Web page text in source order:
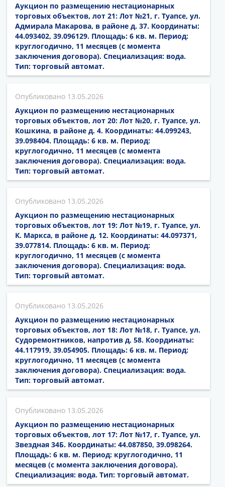
Аукцион по размещению нестационарных
торговых объектов, лот 21: Лот №21, г. Туапсе, ул.
Адмирала Макарова, в районе д. 37. Координаты:
44.093402, 39.096129. Площадь: 6 кв. м. Период:
круглогодично, 11 месяцев (с момента
заключения договора). Специализация: вода.
Тип: торговый автомат.
13.05.2026
Аукцион по размещению нестационарных
торговых объектов, лот 20: Лот №20, г. Туапсе, ул.
Кошкина, в районе д. 4. Координаты: 44.099243,
39.098404. Площадь: 6 кв. м. Период:
круглогодично, 11 месяцев (с момента
заключения договора). Специализация: вода.
Тип: торговый автомат.
13.05.2026
Аукцион по размещению нестационарных
торговых объектов, лот 19: Лот №19, г. Туапсе, ул.
К. Маркса, в районе д. 12. Координаты: 44.097371,
39.077814. Площадь: 6 кв. м. Период:
круглогодично, 11 месяцев (с момента
заключения договора). Специализация: вода.
Тип: торговый автомат.
13.05.2026
Аукцион по размещению нестационарных
торговых объектов, лот 18: Лот №18, г. Туапсе, ул.
Судоремонтников, напротив д. 58. Координаты:
44.117919, 39.054905. Площадь: 6 кв. м. Период:
круглогодично, 11 месяцев (с момента
заключения договора). Специализация: вода.
Тип: торговый автомат.
13.05.2026
Аукцион по размещению нестационарных
торговых объектов, лот 17: Лот №17, г. Туапсе, ул.
Звездная 34Б. Координаты: 44.087850, 39.098264.
Площадь: 6 кв. м. Период: круглогодично, 11
месяцев (с момента заключения договора).
Специализация: вода. Тип: торговый автомат.